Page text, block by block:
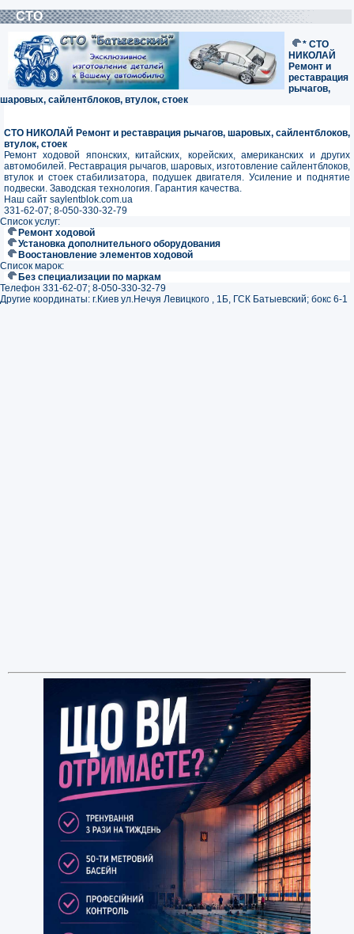
СТО
* СТО
НИКОЛАЙ
Ремонт и
реставрация
рычагов,
шаровых, сайлентблоков, втулок, стоек
СТО НИКОЛАЙ Ремонт и реставрация рычагов, шаровых, сайлентблоков,
втулок, стоек
Ремонт ходовой японских, китайских, корейских, американских и других
автомобилей. Реставрация рычагов, шаровых, изготовление сайлентблоков,
втулок и стоек стабилизатора, подушек двигателя. Усиление и поднятие
подвески. Заводская технология. Гарантия качества.
Наш сайт saylentblok.com.ua
331-62-07; 8-050-330-32-79
Список услуг:
Ремонт ходовой
Установка дополнительного оборудования
Воостановление элементов ходовой
Список марок:
Без специализации по маркам
Телефон 331-62-07; 8-050-330-32-79
Другие координаты: г.Киев ул.Нечуя Левицкого , 1Б, ГСК Батыевский; бокс 6-1